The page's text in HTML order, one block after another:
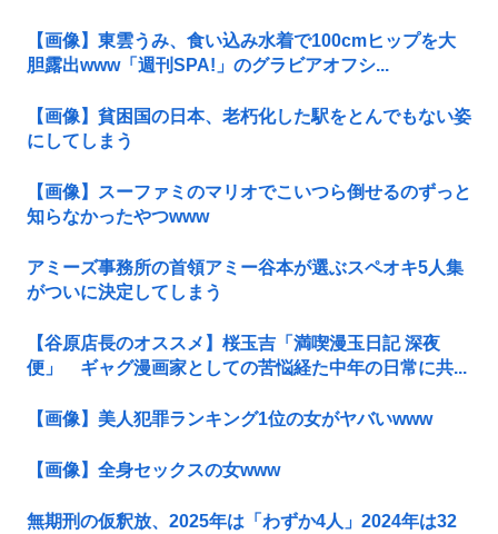
【画像】東雲うみ、食い込み水着で100cmヒップを大
胆露出www「週刊SPA!」のグラビアオフシ...
【画像】貧困国の日本、老朽化した駅をとんでもない姿
にしてしまう
【画像】スーファミのマリオでこいつら倒せるのずっと
知らなかったやつwww
アミーズ事務所の首領アミー谷本が選ぶスペオキ5人集
がついに決定してしまう
【谷原店長のオススメ】桜玉吉「満喫漫玉日記 深夜
便」 ギャグ漫画家としての苦悩経た中年の日常に共...
【画像】美人犯罪ランキング1位の女がヤバいwww
【画像】全身セックスの女www
無期刑の仮釈放、2025年は「わずか4人」2024年は32